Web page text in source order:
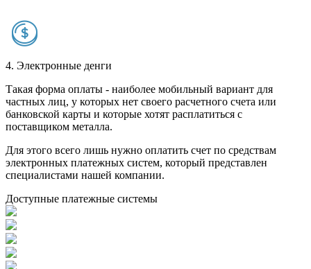
4. Электронные денги
Такая форма оплаты - наиболее мобильный вариант для
частных лиц, у которых нет своего расчетного счета или
банковской карты и которые хотят расплатиться с
поставщиком металла.
Для этого всего лишь нужно оплатить счет по средствам
электронных платежных систем, который представлен
специалистами нашей компании.
Доступные платежные системы